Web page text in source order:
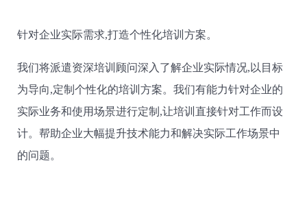
针对企业实际需求,打造个性化培训方案。
我们将派遣资深培训顾问深入了解企业实际情况,以目标
为导向,定制个性化的培训方案。我们有能力针对企业的
实际业务和使用场景进行定制,让培训直接针对工作而设
计。帮助企业大幅提升技术能力和解决实际工作场景中
的问题。